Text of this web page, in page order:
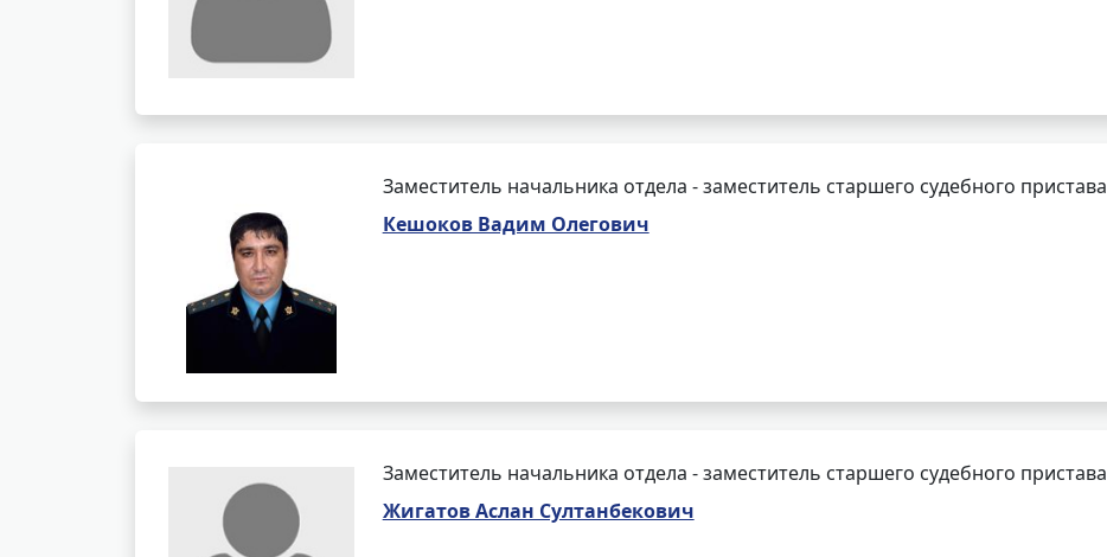
Заместитель начальника отдела - заместитель старшего судебного пристава
Кешоков Вадим Олегович
Заместитель начальника отдела - заместитель старшего судебного пристава
Жигатов Аслан Султанбекович